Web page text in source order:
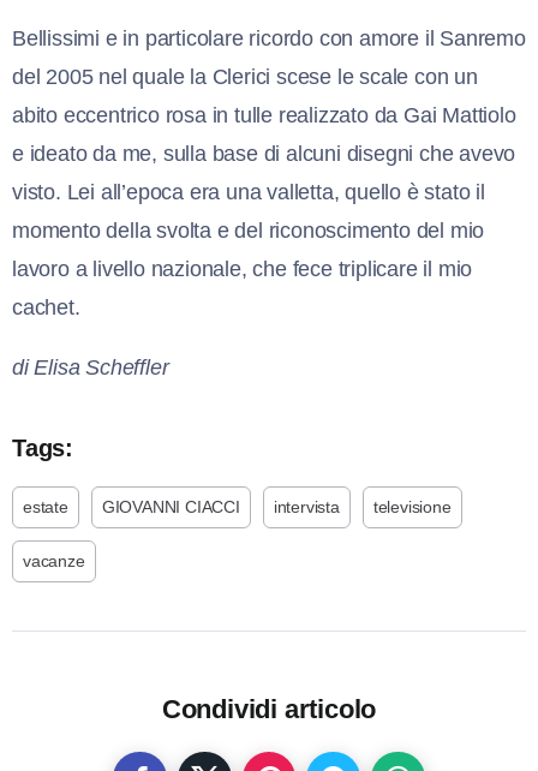
Bellissimi e in particolare ricordo con amore il Sanremo
del 2005 nel quale la Clerici scese le scale con un
abito eccentrico rosa in tulle realizzato da Gai Mattiolo
e ideato da me, sulla base di alcuni disegni che avevo
visto. Lei all’epoca era una valletta, quello è stato il
momento della svolta e del riconoscimento del mio
lavoro a livello nazionale, che fece triplicare il mio
cachet.
di Elisa Scheffler
Tags:
estate GIOVANNI CIACCI intervista televisione
vacanze
Condividi articolo